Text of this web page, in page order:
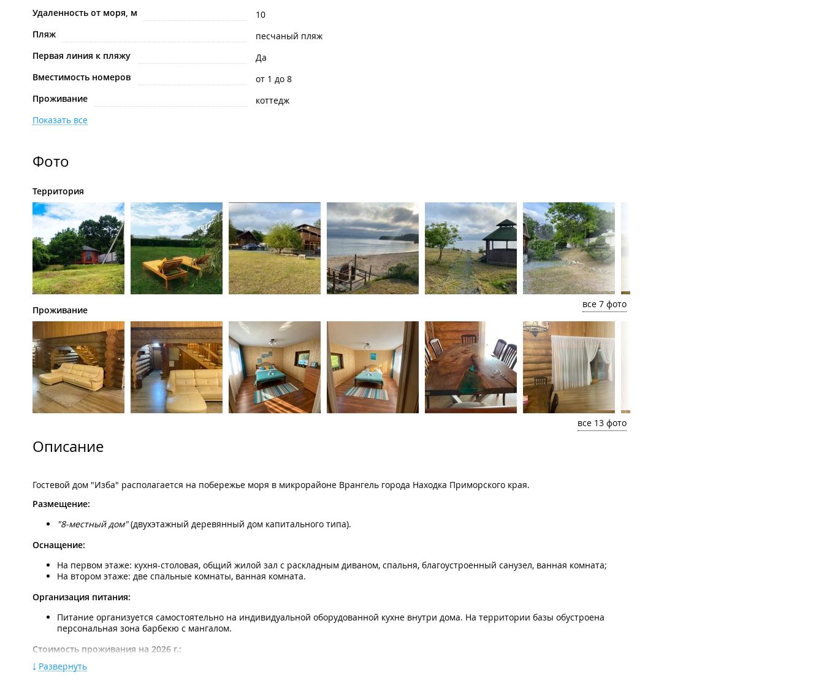
Удаленность от моря, м
10
Пляж
песчаный пляж
Первая линия к пляжу
Да
Вместимость номеров
от 1 до 8
Проживание
коттедж
Показать все
Фото
Территория
все 7 фото
Проживание
все 13 фото
Описание
Гостевой дом "Изба" располагается на побережье моря в микрорайоне Врангель города Находка Приморского края.
Размещение:
"8-местный дом"(двухэтажный деревянный дом капитального типа).
Оснащение:
На первом этаже: кухня-столовая, общий жилой зал с раскладным диваном, спальня, благоустроенный санузел, ванная комната;
На втором этаже: две спальные комнаты, ванная комната.
Организация питания:
Питание организуется самостоятельно на индивидуальной оборудованной кухне внутри дома. На территории базы обустроена
персональная зона барбекю с мангалом.
Стоимость проживания на 2026 г.:
В июне, сентябре и октябре:
Развернуть